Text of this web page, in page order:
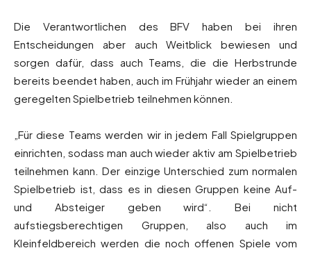
Die Verantwortlichen des BFV haben bei ihren
Entscheidungen aber auch Weitblick bewiesen und
sorgen dafür, dass auch Teams, die die Herbstrunde
bereits beendet haben, auch im Frühjahr wieder an einem
geregelten Spielbetrieb teilnehmen können.
„Für diese Teams werden wir in jedem Fall Spielgruppen
einrichten, sodass man auch wieder aktiv am Spielbetrieb
teilnehmen kann. Der einzige Unterschied zum normalen
Spielbetrieb ist, dass es in diesen Gruppen keine Auf-
und Absteiger geben wird“. Bei nicht
aufstiegsberechtigen Gruppen, also auch im
Kleinfeldbereich werden die noch offenen Spiele vom